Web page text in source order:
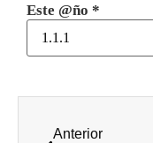
Este @ño *
Anterior